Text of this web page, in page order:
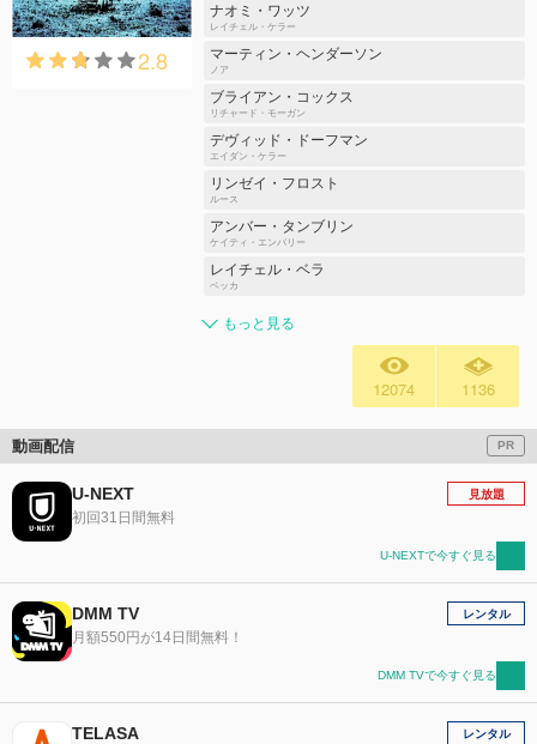
2.8
ナオミ・ワッツ
レイチェル・ケラー
マーティン・ヘンダーソン
ノア
ブライアン・コックス
リチャード・モーガン
デヴィッド・ドーフマン
エイダン・ケラー
リンゼイ・フロスト
ルース
アンバー・タンブリン
ケイティ・エンバリー
レイチェル・ベラ
ベッカ
もっと見る
12074 1136
動画配信 PR
U-NEXT
初回31日間無料
見放題
U-NEXTで今すぐ見る
DMM TV
月額550円が14日間無料！
レンタル
DMM TVで今すぐ見る
TELASA レンタル